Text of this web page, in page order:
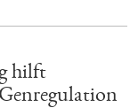
hilft